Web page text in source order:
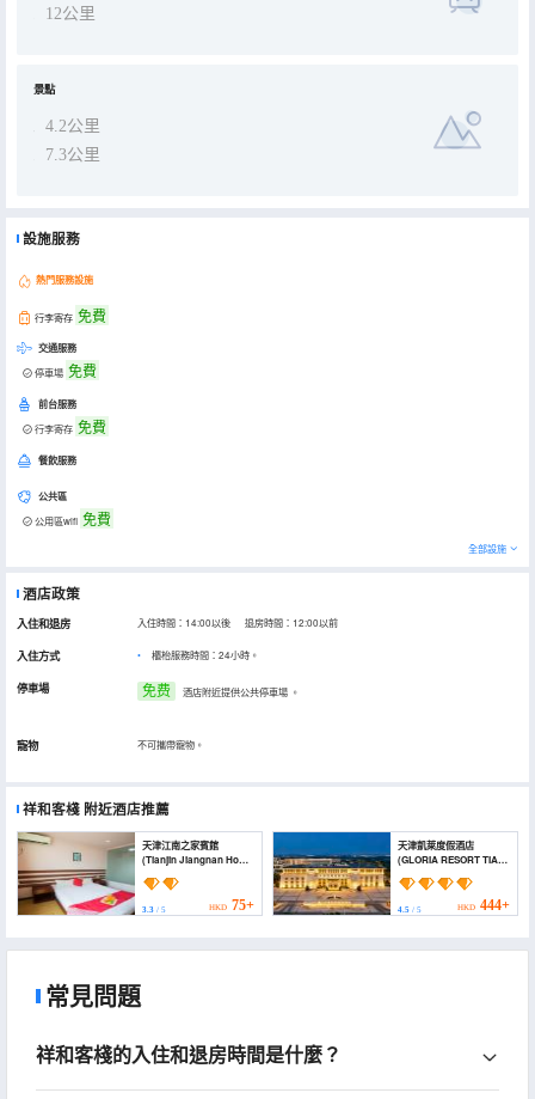
12公里
景點
4.2公里
7.3公里
設施服務
熱門服務設施
行李寄存 免費
交通服務
停車場 免費
前台服務
行李寄存 免費
餐飲服務
公共區
公用區wifi 免費
全部設施
酒店政策
入住和退房 入住時間：14:00以後 退房時間：12:00以前
入住方式 櫃枱服務時間：24小時。
停車場 免费 酒店附近提供公共停車場 。
寵物 不可攜帶寵物。
祥和客棧 附近酒店推薦
天津江南之家賓館
(Tianjin Jiangnan Home
Hotel)
3.3 / 5 HKD 75+
天津凱萊度假酒店
(GLORIA RESORT TIAN
JIN)
4.5/ 5 HKD 444+
常見問題
祥和客棧的入住和退房時間是什麼？